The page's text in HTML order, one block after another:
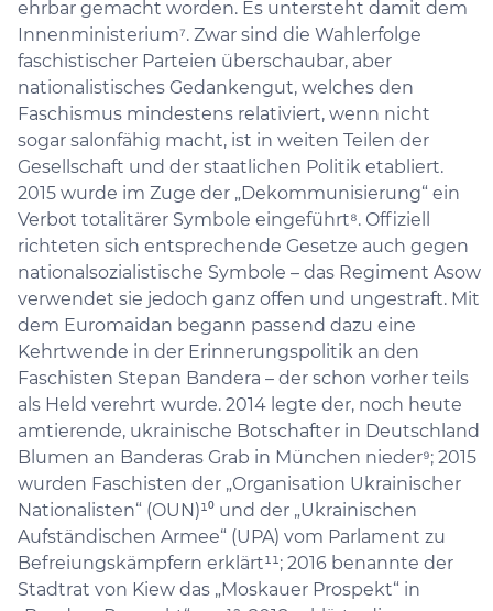
ehrbar gemacht worden. Es untersteht damit dem
Innenministerium⁷. Zwar sind die Wahlerfolge
faschistischer Parteien überschaubar, aber
nationalistisches Gedankengut, welches den
Faschismus mindestens relativiert, wenn nicht
sogar salonfähig macht, ist in weiten Teilen der
Gesellschaft und der staatlichen Politik etabliert.
2015 wurde im Zuge der „Dekommunisierung“ ein
Verbot totalitärer Symbole eingeführt⁸. Offiziell
richteten sich entsprechende Gesetze auch gegen
nationalsozialistische Symbole – das Regiment Asow
verwendet sie jedoch ganz offen und ungestraft. Mit
dem Euromaidan begann passend dazu eine
Kehrtwende in der Erinnerungspolitik an den
Faschisten Stepan Bandera – der schon vorher teils
als Held verehrt wurde. 2014 legte der, noch heute
amtierende, ukrainische Botschafter in Deutschland
Blumen an Banderas Grab in München nieder⁹; 2015
wurden Faschisten der „Organisation Ukrainischer
Nationalisten“ (OUN)¹⁰ und der „Ukrainischen
Aufständischen Armee“ (UPA) vom Parlament zu
Befreiungskämpfern erklärt¹¹; 2016 benannte der
Stadtrat von Kiew das „Moskauer Prospekt“ in